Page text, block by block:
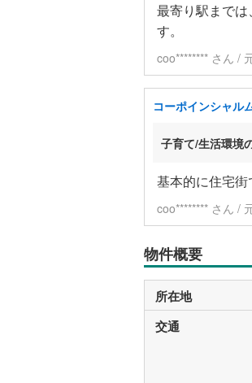
最寄り駅まで
す。
coo******** さん /
コーポインシャル
子育て/生活環境
基本的に住宅街
coo******** さん /
物件概要
所在地
交通